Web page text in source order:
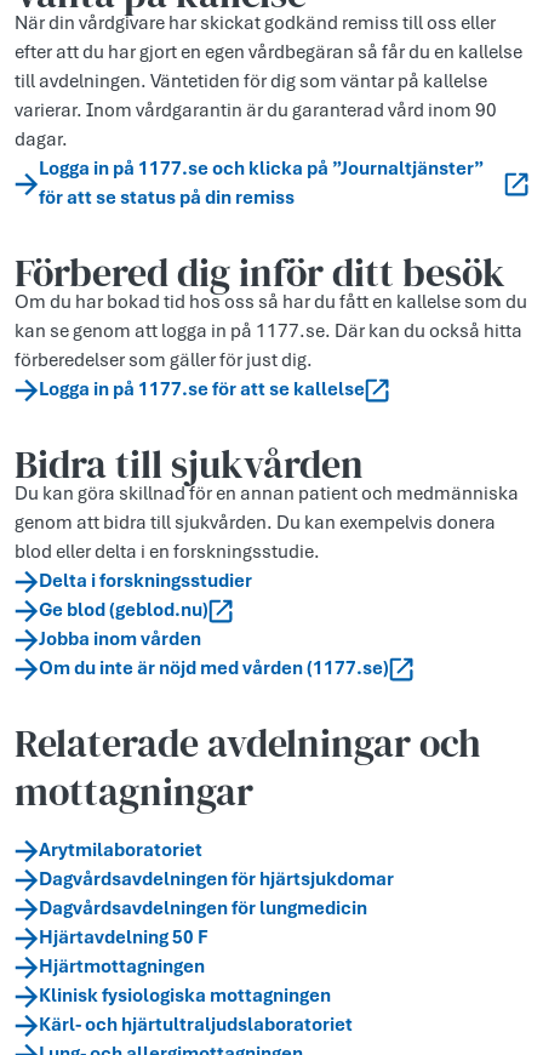
När din vårdgivare har skickat godkänd remiss till oss eller
efter att du har gjort en egen vårdbegäran så får du en kallelse
till avdelningen. Väntetiden för dig som väntar på kallelse
varierar. Inom vårdgarantin är du garanterad vård inom 90
dagar.
Logga in på 1177.se och klicka på ”Journaltjänster”
för att se status på din remiss
Förbered dig inför ditt besök
Om du har bokad tid hos oss så har du fått en kallelse som du
kan se genom att logga in på 1177.se. Där kan du också hitta
förberedelser som gäller för just dig.
Logga in på 1177.se för att se kallelse
Bidra till sjukvården
Du kan göra skillnad för en annan patient och medmänniska
genom att bidra till sjukvården. Du kan exempelvis donera
blod eller delta i en forskningsstudie.
Delta i forskningsstudier
Ge blod (geblod.nu)
Jobba inom vården
Om du inte är nöjd med vården (1177.se)
Relaterade avdelningar och
mottagningar
Arytmilaboratoriet
Dagvårdsavdelningen för hjärtsjukdomar
Dagvårdsavdelningen för lungmedicin
Hjärtavdelning 50 F
Hjärtmottagningen
Klinisk fysiologiska mottagningen
Kärl- och hjärtultraljudslaboratoriet